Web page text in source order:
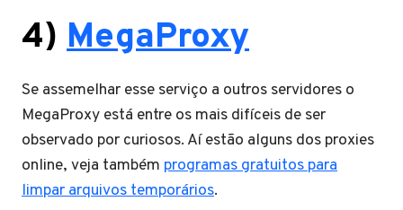
4) MegaProxy
Se assemelhar esse serviço a outros servidores o
MegaProxy está entre os mais difíceis de ser
observado por curiosos. Aí estão alguns dos proxies
online, veja também programas gratuitos para
limpar arquivos temporários.